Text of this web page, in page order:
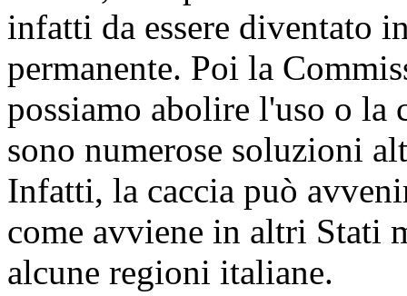
infatti da essere diventato
permanente. Poi la
possiamo abolire l'uso o
sono numerose soluzioni
Infatti, la caccia può
come avviene in altri Stati
alcune regioni italiane.